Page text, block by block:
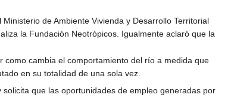
de Ambiente Vivienda y Desarrollo Territorial
la Fundación Neotrópicos. Igualmente aclaró que la
cambia el comportamiento del río a medida que
en su totalidad de una sola vez.
que las oportunidades de empleo generadas por